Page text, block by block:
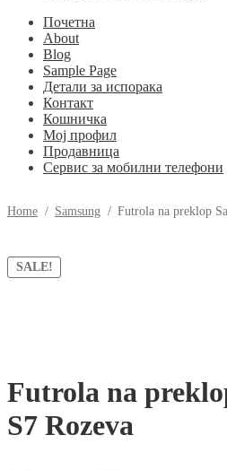
Почетна
About
Blog
Sample Page
Детали за испорака
Контакт
Кошничка
Мој профил
Продавница
Сервис за мобилни телефони
Home / Samsung / Futrola na preklop
SALE!
Futrola na
S7 Rozeva